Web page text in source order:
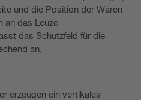
und die Position der Waren
an das Leuze
das Schutzfeld für die
an.
erzeugen ein vertikales